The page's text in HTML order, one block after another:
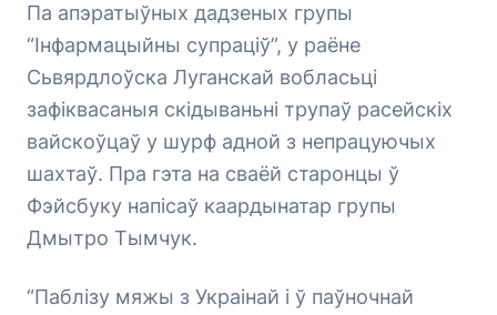
Па апэратыўных дадзеных групы
“Інфармацыйны супраціў”, у раёне
Сьвярдлоўска Луганскай вобласьці
зафіквасаныя скідываньні трупаў расейскіх
вайскоўцаў у шурф адной з непрацуючых
шахтаў. Пра гэта на сваёй старонцы ў
Фэйсбуку напісаў каардынатар групы
Дмытро Тымчук.
“Паблізу мяжы з Украінай і ў паўночнай